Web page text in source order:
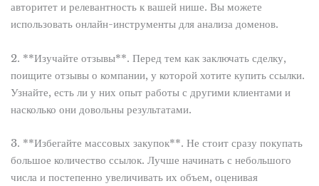
авторитет и релевантность к вашей нише. Вы можете
использовать онлайн-инструменты для анализа доменов.
2. **Изучайте отзывы**. Перед тем как заключать сделку,
поищите отзывы о компании, у которой хотите купить ссылки.
Узнайте, есть ли у них опыт работы с другими клиентами и
насколько они довольны результатами.
3. **Избегайте массовых закупок**. Не стоит сразу покупать
большое количество ссылок. Лучше начинать с небольшого
числа и постепенно увеличивать их объем, оценивая